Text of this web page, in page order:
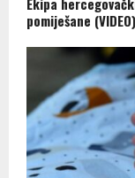
pomiješane (VIDEO)